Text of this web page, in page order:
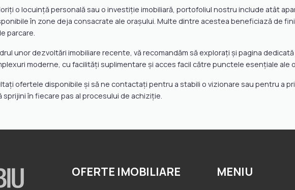
o locuință personală sau o investiție imobiliară, portofoliul nostru include atât
în zone deja consacrate ale orașului. Multe dintre acestea beneficiază de
parcare.
unor dezvoltări imobiliare recente, vă recomandăm să explorați și pagina dedicată
moderne, cu facilități suplimentare și acces facil către punctele esențiale ale
ofertele disponibile și să ne contactați pentru a stabili o vizionare sau pentru a
sprijini în fiecare pas al procesului de achiziție.
OFERTE IMOBILIARE MENIU